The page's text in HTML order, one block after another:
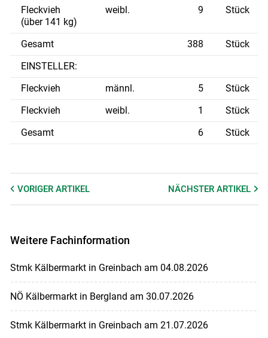
Fleckvieh
(über 141 kg)
weibl. 9 Stück
Gesamt 388
Stück
EINSTELLER:
Fleckvieh
männl. 5
Stück
Fleckvieh
weibl. 1
Stück
Gesamt
6 Stück
VORIGER ARTIKEL NÄCHSTERARTIKEL
Weitere Fachinformation
Stmk Kälbermarkt in Greinbach am 04.08.2026
NÖ Kälbermarkt in Bergland am 30.07.2026
Stmk Kälbermarkt in Greinbach am 21.07.2026